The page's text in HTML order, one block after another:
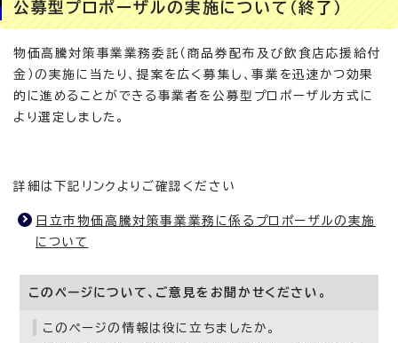
公募型プロポーザルの実施について（終了）
物価高騰対策事業業務委託（商品券配布及び飲食店応援給付
金）の実施に当たり、提案を広く募集し、事業を迅速かつ効果
的に進めることができる事業者を公募型プロポーザル方式に
より選定しました。
詳細は下記リンクよりご確認ください
日立市物価高騰対策事業業務に係るプロポーザルの実施
について
このページについて、ご意見をお聞かせください。
このページの情報は役に立ちましたか。